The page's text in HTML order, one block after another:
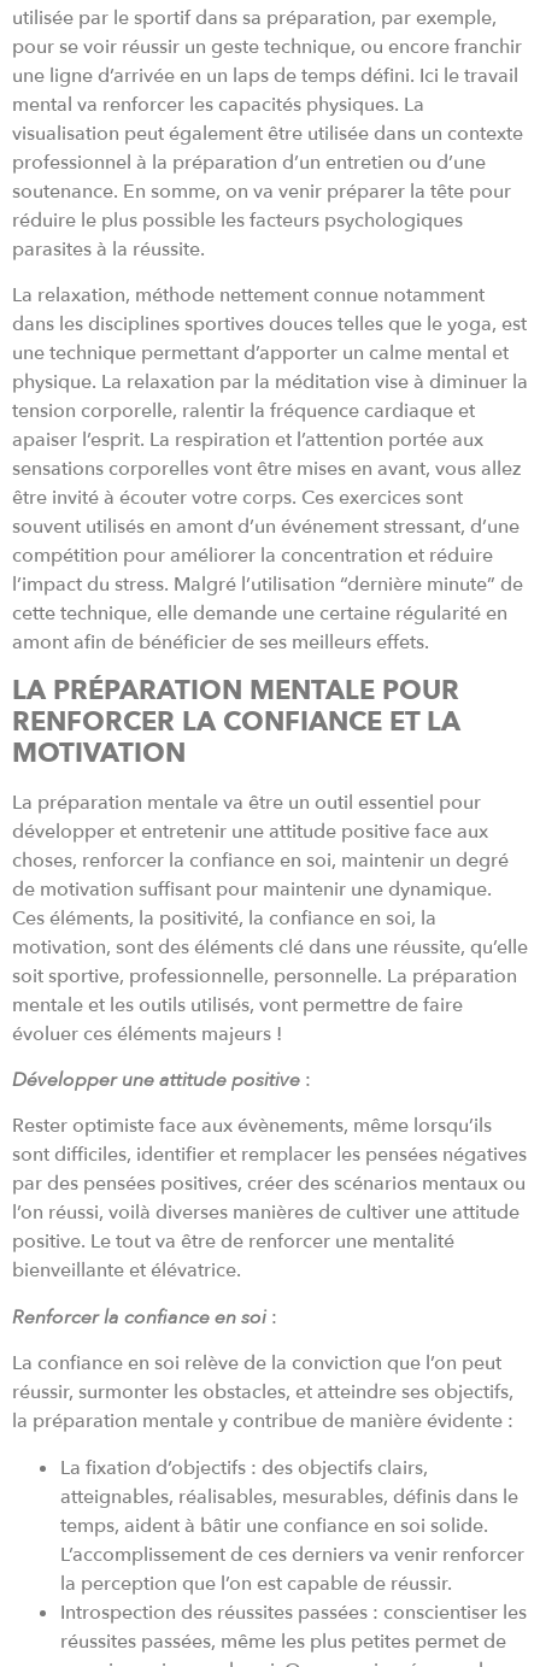
utilisée par le sportif dans sa préparation, par exemple,
pour se voir réussir un geste technique, ou encore franchir
une ligne d’arrivée en un laps de temps défini. Ici le travail
mental va renforcer les capacités physiques. La
visualisation peut également être utilisée dans un contexte
professionnel à la préparation d’un entretien ou d’une
soutenance. En somme, on va venir préparer la tête pour
réduire le plus possible les facteurs psychologiques
parasites à la réussite.
La relaxation, méthode nettement connue notamment
dans les disciplines sportives douces telles que le yoga, est
une technique permettant d’apporter un calme mental et
physique. La relaxation par la méditation vise à diminuer la
tension corporelle, ralentir la fréquence cardiaque et
apaiser l’esprit. La respiration et l’attention portée aux
sensations corporelles vont être mises en avant, vous allez
être invité à écouter votre corps. Ces exercices sont
souvent utilisés en amont d’un événement stressant, d’une
compétition pour améliorer la concentration et réduire
l’impact du stress. Malgré l’utilisation “dernière minute” de
cette technique, elle demande une certaine régularité en
amont afin de bénéficier de ses meilleurs effets.
LA PRÉPARATION MENTALE POUR
RENFORCER LA CONFIANCE ET LA
MOTIVATION
La préparation mentale va être un outil essentiel pour
développer et entretenir une attitude positive face aux
choses, renforcer la confiance en soi, maintenir un degré
de motivation suffisant pour maintenir une dynamique.
Ces éléments, la positivité, la confiance en soi, la
motivation, sont des éléments clé dans une réussite, qu’elle
soit sportive, professionnelle, personnelle. La préparation
mentale et les outils utilisés, vont permettre de faire
évoluer ces éléments majeurs !
Développer une attitude positive :
Rester optimiste face aux évènements, même lorsqu’ils
sont difficiles, identifier et remplacer les pensées négatives
par des pensées positives, créer des scénarios mentaux ou
l’on réussi, voilà diverses manières de cultiver une attitude
positive. Le tout va être de renforcer une mentalité
bienveillante et élévatrice.
Renforcer la confiance en soi :
La confiance en soi relève de la conviction que l’on peut
réussir, surmonter les obstacles, et atteindre ses objectifs,
la préparation mentale y contribue de manière évidente :
La fixation d’objectifs : des objectifs clairs,
atteignables, réalisables, mesurables, définis dans le
temps, aident à bâtir une confiance en soi solide.
L’accomplissement de ces derniers va venir renforcer
la perception que l’on est capable de réussir.
Introspection des réussites passées : conscientiser les
réussites passées, même les plus petites permet de